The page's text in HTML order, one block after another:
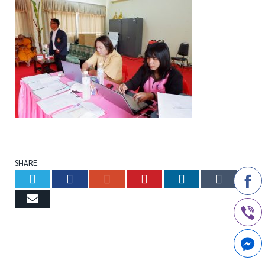
SHARE.
TwitterFacebookGoogle+PinterestLinkedIn
Email